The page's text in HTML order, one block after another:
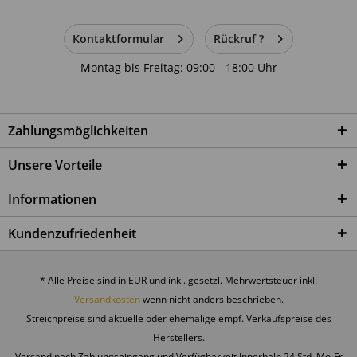
Hersteller:
53919 Weilerswist
Deutschland
Sicherheitshinweis:
1. Bestimmungsgemäße Verwendung
in Innenräumen vorgesehen. Eine Nutzung im
Außenbereich oder im gewerblichen Umfeld ist nicht
vorgesehen. Eine andere als die bestimmungsgemäße
Verwendung gilt als nicht vorhersehbar.
Kontaktformular
Rückruf ?
Montag bis Freitag: 09:00 - 18:00 Uhr
Zahlungsmöglichkeiten
Unsere Vorteile
Informationen
Kundenzufriedenheit
* Alle Preise sind in EUR und inkl. gesetzl. Mehrwertsteuer inkl.
Versandkostenwenn nicht anders beschrieben.
Streichpreise sind aktuelle oder ehemalige empf. Verkaufspreise des
Herstellers.